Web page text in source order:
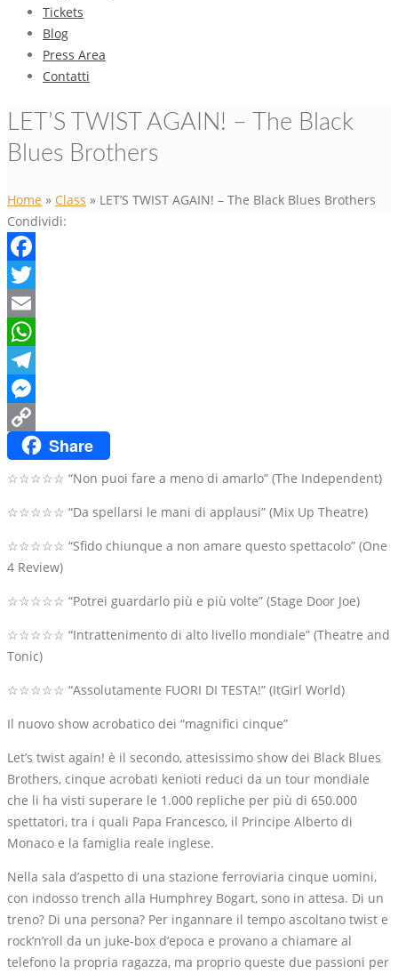
Tickets
Blog
Press Area
Contatti
LET’S TWIST AGAIN! – The Black
Blues Brothers
Home » Class » LET’S TWIST AGAIN! – The Black Blues Brothers
Condividi:
Facebook
Twitter
Email
WhatsApp
Telegram
Messenger
Copy
Link
Share
☆☆☆☆☆ “Non puoi fare a meno di amarlo” (The Independent)
☆☆☆☆☆ “Da spellarsi le mani di applausi” (Mix Up Theatre)
☆☆☆☆☆ “Sfido chiunque a non amare questo spettacolo” (One
4 Review)
☆☆☆☆☆ “Potrei guardarlo più e più volte” (Stage Door Joe)
☆☆☆☆☆ “Intrattenimento di alto livello mondiale” (Theatre and
Tonic)
☆☆☆☆☆ “Assolutamente FUORI DI TESTA!” (ItGirl World)
Il nuovo show acrobatico dei “magnifici cinque”
Let’s twist again! è il secondo, attesissimo show dei Black Blues
Brothers, cinque acrobati kenioti reduci da un tour mondiale
che li ha visti superare le 1.000 repliche per più di 650.000
spettatori, tra i quali Papa Francesco, il Principe Alberto di
Monaco e la famiglia reale inglese.
Nella sala d’aspetto di una stazione ferroviaria cinque uomini,
con indosso trench alla Humphrey Bogart, sono in attesa. Di un
treno? Di una persona? Per ingannare il tempo ascoltano twist e
rock’n’roll da un juke-box d’epoca e provano a chiamare al
telefono la propria ragazza, ma proprio queste due passioni per